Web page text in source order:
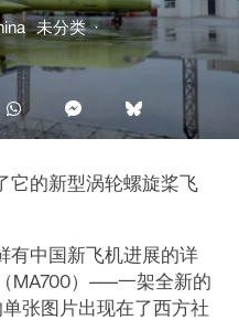
未分类 ·
它的新型涡轮螺旋桨飞
有中国新飞机进展的详
MA700）——一架全新的
张图片出现在了西方社